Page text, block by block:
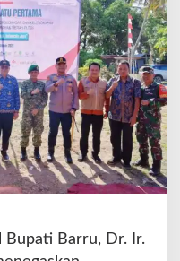
Barru, Dr. Ir.